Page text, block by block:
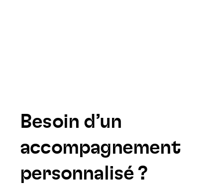
Besoin d’un
accompagnement
personnalisé ?